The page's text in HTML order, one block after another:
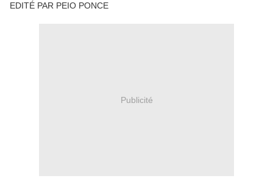
EDITÉ PAR PEIO PONCE
Publicité